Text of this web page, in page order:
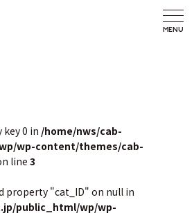
key 0 in /home/nws/cab-
wp-content/themes/cab-
line 3
property "cat_ID" on null in
public_html/wp/wp-